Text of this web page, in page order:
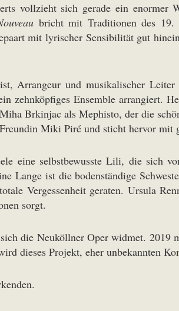
vollzieht sich gerade ein enormer
bricht mit Traditionen des 19.
mit lyrischer Sensibilität gut
Arrangeur und musikalischer
zehnköpfiges Ensemble arrangiert.
Brkinjac als Mephisto, der die
Miki Piré und sticht hervor
eine selbstbewusste Lili, die sich
Lange ist die bodenständige
Vergessenheit geraten. Ursula
sorgt.
die Neuköllner Oper widmet. 2019
dieses Projekt, eher unbekannten